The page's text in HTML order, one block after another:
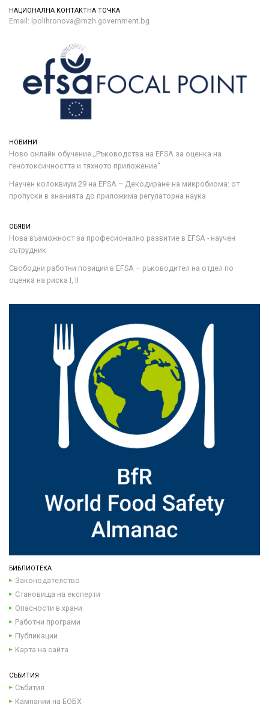
НАЦИОНАЛНА КОНТАКТНА ТОЧКА
Email: lpolihronova@mzh.government.bg
НОВИНИ
Ново онлайн обучение „Ръководства на ЕFSA за оценка на
генотоксичността и тяхното приложение“
Научен колоквиум 29 на EFSA – Декодиране на микробиома: от
пропуски в знанията до приложима регулаторна наука
ОБЯВИ
Нова възможност за професионално развитие в EFSA - научен
сътрудник
Свободни работни позиции в EFSA – ръководител на отдел по
оценка на риска I, II
БИБЛИОТЕКА
Законодателство
Становища на експерти
Опасности в храни
Работни програми
Публикации
Карта на сайта
СЪБИТИЯ
Събития
Кампании на ЕОБХ